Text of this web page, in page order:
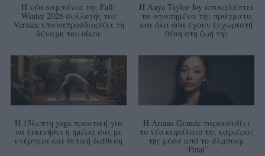
Η νέα καμπάνια της Fall-
Winter 2026 συλλογής του
Versace επαναπροσδιορίζει τη
δύναμη του οίκου
Η Anya Taylor-Joy αποκαλύπτει
τα αγαπημένα της πράγματα
και όλα όσα έχουν ξεχωριστή
θέση στη ζωή της
Η 15λεπτη yoga πρακτική για
να ξεκινήσει η ημέρα σας με
ενέργεια και θετική διάθεση
Η Ariana Grande παρουσιάζει
το νέο κεφάλαιο της καριέρας
της μέσα από το άλμπουμ
“Petal”